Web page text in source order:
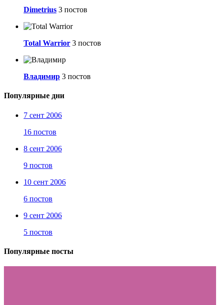
Dimetrius 3 постов
Total Warrior 3 постов
Bладимир 3 постов
Популярные дни
7 сент 2006
16 постов
8 сент 2006
9 постов
10 сент 2006
6 постов
9 сент 2006
5 постов
Популярные посты